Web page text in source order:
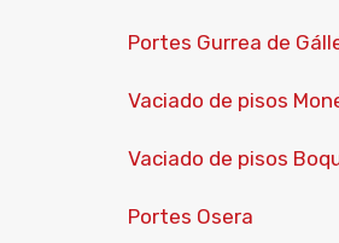
Portes Gurrea de
Vaciado de pisos
Vaciado de pisos
Portes Osera